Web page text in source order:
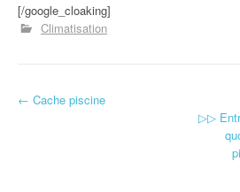
[/google_cloaking]
Climatisation
Navigation d'article
← Cache piscine
▷▷